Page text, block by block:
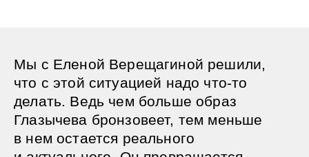
Мы с Еленой Верещагиной решили,
что с этой ситуацией надо что-то
делать. Ведь чем больше образ
Глазычева бронзовеет, тем меньше
в нем остается реального